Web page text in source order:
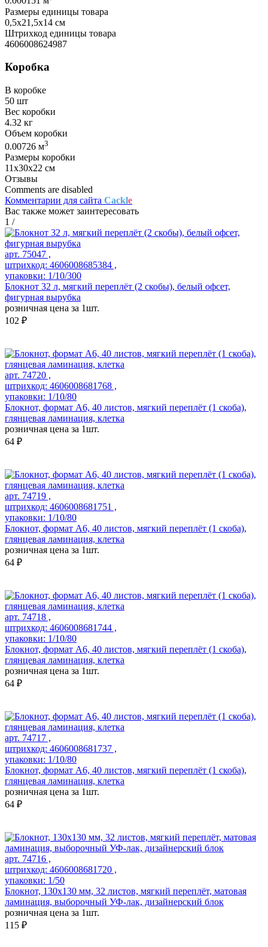
Размеры единицы товара
0,5х21,5х14 см
Штрихкод единицы товара
4606008624987
Коробка
В коробке
50 шт
Вес коробки
4.32 кг
Объем коробки
0.00726 м3
Размеры коробки
11х30х22 см
Отзывы
Comments are disabled
Комментарии для сайта Cackle
Вас также может заинтересовать
1 /
арт. 75047 ,
штрихкод: 4606008685384 ,
упаковки: 1/10/300
Блокнот 32 л, мягкий переплёт (2 скобы), белый офсет,
фигурная вырубка
розничная цена за 1шт.
102 ₽
арт. 74720 ,
штрихкод: 4606008681768 ,
упаковки: 1/10/80
Блокнот, формат А6, 40 листов, мягкий переплёт (1 скоба),
глянцевая ламинация, клетка
розничная цена за 1шт.
64 ₽
арт. 74719 ,
штрихкод: 4606008681751 ,
упаковки: 1/10/80
Блокнот, формат А6, 40 листов, мягкий переплёт (1 скоба),
глянцевая ламинация, клетка
розничная цена за 1шт.
64 ₽
арт. 74718 ,
штрихкод: 4606008681744 ,
упаковки: 1/10/80
Блокнот, формат А6, 40 листов, мягкий переплёт (1 скоба),
глянцевая ламинация, клетка
розничная цена за 1шт.
64 ₽
арт. 74717 ,
штрихкод: 4606008681737 ,
упаковки: 1/10/80
Блокнот, формат А6, 40 листов, мягкий переплёт (1 скоба),
глянцевая ламинация, клетка
розничная цена за 1шт.
64 ₽
арт. 74716 ,
штрихкод: 4606008681720 ,
упаковки: 1/50
Блокнот, 130х130 мм, 32 листов, мягкий переплёт, матовая
ламинация, выборочный УФ-лак, дизайнерский блок
розничная цена за 1шт.
115 ₽